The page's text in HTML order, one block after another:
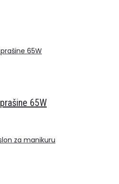
65W